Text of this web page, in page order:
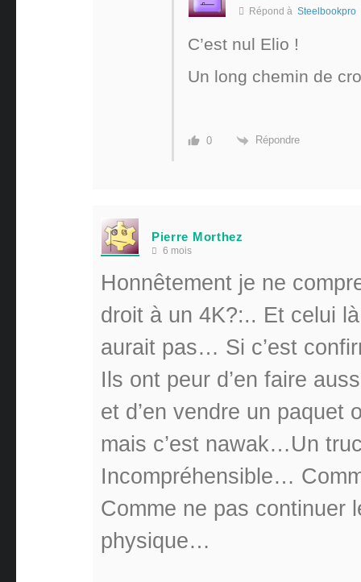
Répond à Steelbookpro
C’est nul Elio !
Un long chemin de
0 Répondre
Pierre Morthez
6 mois
Honnêtement je ne
droit à un 4K?:.. Et celui
aurait pas… Si c’est
Ils ont peur d’en faire
et d’en vendre un paquet
mais c’est nawak…Un
Incompréhensible…
Comme ne pas continuer
physique…